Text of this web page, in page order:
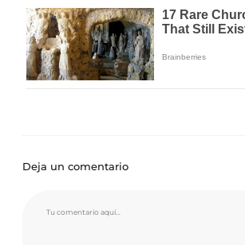
Deja un comentario